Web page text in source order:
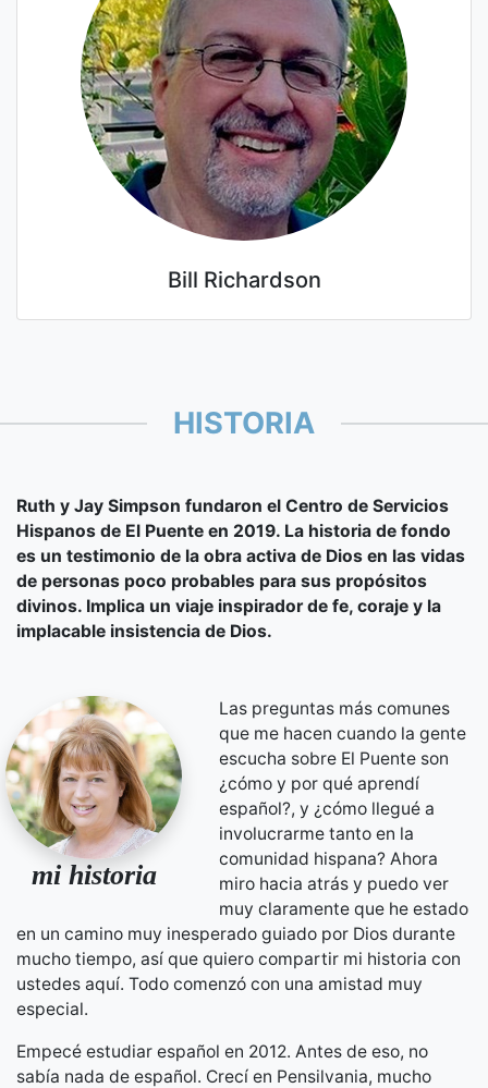
Bill Richardson
HISTORIA
Ruth y Jay Simpson fundaron el Centro de Servicios
Hispanos de El Puente en 2019. La historia de fondo
es un testimonio de la obra activa de Dios en las vidas
de personas poco probables para sus propósitos
divinos. Implica un viaje inspirador de fe, coraje y la
implacable insistencia de Dios.
mi historia
Las preguntas más comunes
que me hacen cuando la gente
escucha sobre El Puente son
¿cómo y por qué aprendí
español?, y ¿cómo llegué a
involucrarme tanto en la
comunidad hispana? Ahora
miro hacia atrás y puedo ver
muy claramente que he estado
en un camino muy inesperado guiado por Dios durante
mucho tiempo, así que quiero compartir mi historia con
ustedes aquí. Todo comenzó con una amistad muy
especial.
Empecé estudiar español en 2012. Antes de eso, no
sabía nada de español. Crecí en Pensilvania, mucho